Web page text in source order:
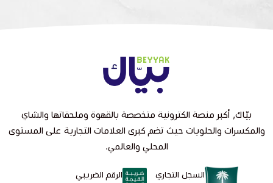
بيّاك, أكبر منصة الكترونية متخصصة بالقهوة وملحقاتها والشاي
والمكسرات والحلويات حيث تضم كبرى العلامات التجارية على المستوى
المحلي والعالمي.
السجل التجاري
الرقم الضريبي